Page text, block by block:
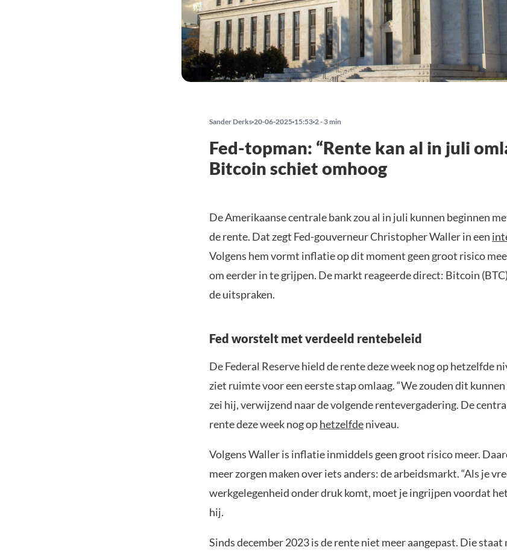
Sander Derks 20-06-2025 15:53 2 - 3 min
Fed-topman: “Rente kan al in juli
Bitcoin schiet omhoog
De Amerikaanse centrale bank zou al in juli kunnen beginnen
de rente. Dat zegt Fed-gouverneur Christopher Waller in een
Volgens hem vormt inflatie op dit moment geen groot risico
om eerder in te grijpen. De markt reageerde direct: Bitcoin
de uitspraken.
Fed worstelt met verdeeld rentebeleid
De Federal Reserve hield de rente deze week nog op hetzelfde
ziet ruimte voor een eerste stap omlaag. “We zouden dit kunnen
zei hij, verwijzend naar de volgende rentevergadering. De
rente deze week nog ophetzelfdeniveau.
Volgens Waller is inflatie inmiddels geen groot risico meer.
meer zorgen maken over iets anders: de arbeidsmarkt. “Als je
werkgelegenheid onder druk komt, moet je ingrijpen voordat
hij.
Sinds december 2023 is de rente niet meer aangepast. Die staat